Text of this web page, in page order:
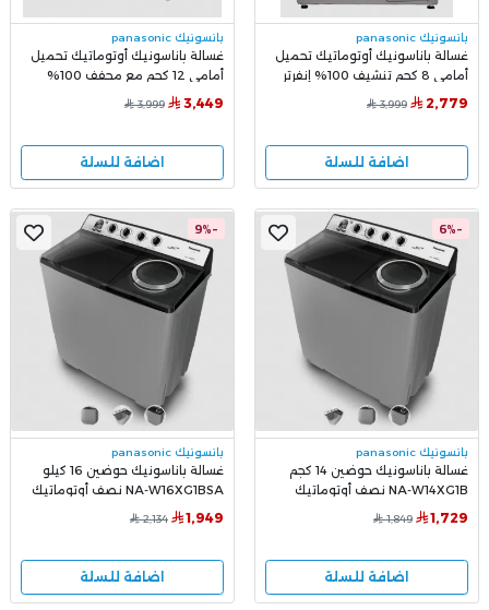
بانسونيك panasonic
غسالة باناسونيك أوتوماتيك تحميل
أمامي 8 كجم تنشيف 100% إنفرتر
NA-S16ML1LSA
2,779
3,999
اضافة للسلة
بانسونيك panasonic
غسالة باناسونيك أوتوماتيك تحميل
أمامي 12 كجم مع مجفف 100%
وأداء فائق
3,449
3,999
اضافة للسلة
-6%
بانسونيك panasonic
غسالة باناسونيك حوضين 14 كجم
NA-W14XG1B نصف أوتوماتيك
1,729
1,849
اضافة للسلة
-9%
بانسونيك panasonic
غسالة باناسونيك حوضين 16 كيلو
NA-W16XG1BSA نصف أوتوماتيك
بسعة كبيرة وقوة تنظيف عالية
1,949
2,134
اضافة للسلة